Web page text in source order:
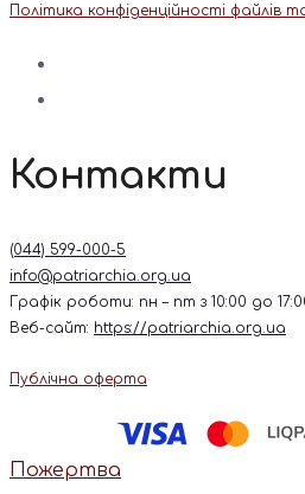
Політика конфіденційності файлів
Контакти
(044) 599-000-5
info@patriarchia.org.ua
Графік роботи: пн – пт з 10:00 до
Веб-сайт: https://patriarchia.org.ua
Публічна оферта
Пожертва